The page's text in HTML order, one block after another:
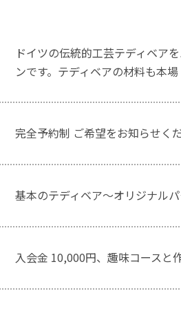
ドイツの伝統的工芸テディベア
ンです。テディベアの材料も本
完全予約制 ご希望をお知らせく
基本のテディベア〜オリジナルパ
入会金 10,000円、趣味コースと